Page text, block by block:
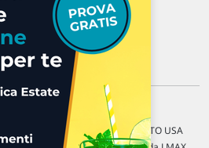
Contattaci
Italia s.r.l.
differite di 15 min. / MERCATO USA